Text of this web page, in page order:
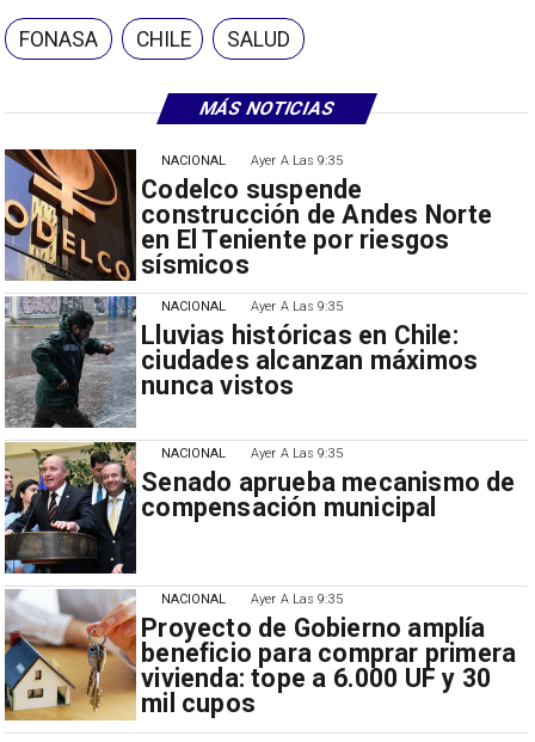
MÁS NOTICIAS
Ayer A Las 9:35
Codelco suspende
construcción de Andes Norte
en El Teniente por riesgos
sísmicos
NACIONAL
Ayer A Las 9:35
Lluvias históricas en Chile:
ciudades alcanzan máximos
nunca vistos
NACIONAL
Ayer A Las 9:35
Senado aprueba mecanismo de
compensación municipal
NACIONAL
Ayer A Las 9:35
Proyecto de Gobierno amplía
beneficio para comprar primera
vivienda: tope a 6.000 UF y 30
mil cupos
NACIONAL
FONASA CHILE SALUD